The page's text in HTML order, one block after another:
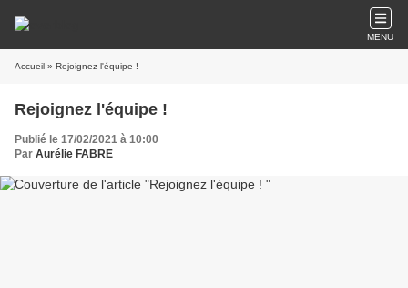
MENU
Accueil » Rejoignez l'équipe !
Rejoignez l'équipe !
Publié le 17/02/2021 à 10:00
Par Aurélie FABRE